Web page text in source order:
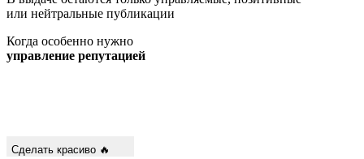
или нейтральные публикации
Когда особенно нужно
управление репутацией
Сделать красиво 🔥